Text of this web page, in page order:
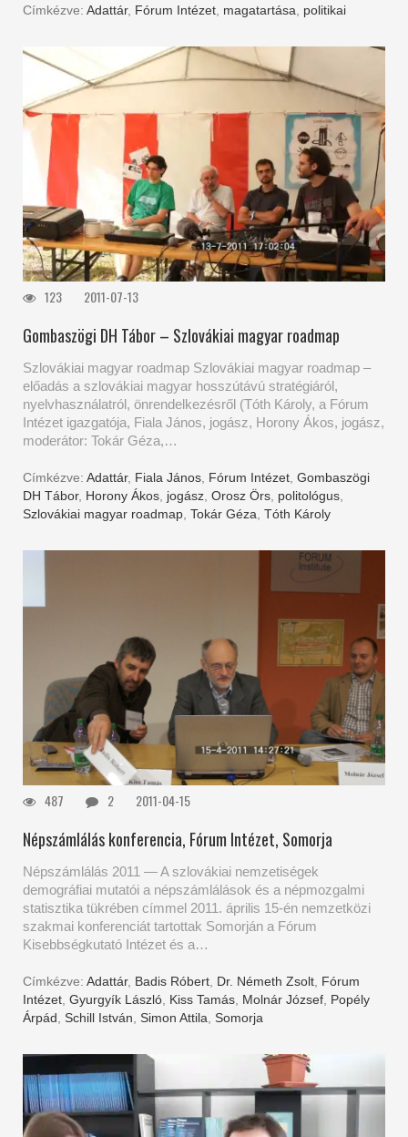
Címkézve: Adattár, Fórum Intézet magatartása politikai
123 2011-07-13
Gombaszögi DH Tábor – Szlovákiai magyar roadmap
Szlovákiai magyar roadmap Szlovákiai magyar roadmap –
előadás a szlovákiai magyar hosszútávú stratégiáról,
nyelvhasználatról, önrendelkezésről (Tóth Károly, a Fórum
Intézet igazgatója, Fiala János, jogász, Horony Ákos, jogász,
moderátor: Tokár Géza,…
Címkézve: Adattár, Fiala János Fórum Intézet Gombaszögi
DH Tábor, Horony Ákos jogász Orosz Örs politológus
Szlovákiai magyar roadmap Tokár Géza Tóth Károly
487 2 2011-04-15
Népszámlálás konferencia, Fórum Intézet, Somorja
Népszámlálás 2011 — A szlovákiai nemzetiségek
demográfiai mutatói a népszámlálások és a népmozgalmi
statisztika tükrében címmel 2011. április 15-én nemzetközi
szakmai konferenciát tartottak Somorján a Fórum
Kisebbségkutató Intézet és a…
Címkézve: Adattár, Badis Róbert, Dr. Németh Zsolt, Fórum
Intézet, Gyurgyík László, Kiss Tamás, Molnár József, Popély
Árpád, Schill István, Simon Attila, Somorja